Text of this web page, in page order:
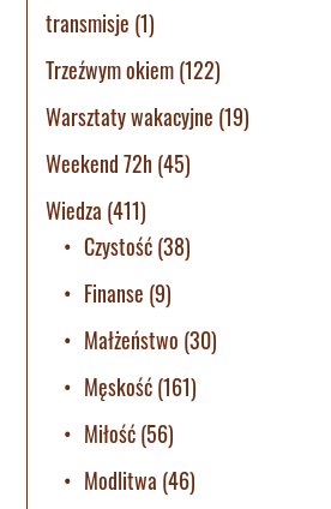
transmisje (1)
Trzeźwym okiem(122)
Warsztaty wakacyjne (19)
Weekend 72h(45)
Wiedza (411)
Czystość(38)
Finanse (9)
Małżeństwo (30)
Męskość(161)
Miłość(56)
Modlitwa (46)